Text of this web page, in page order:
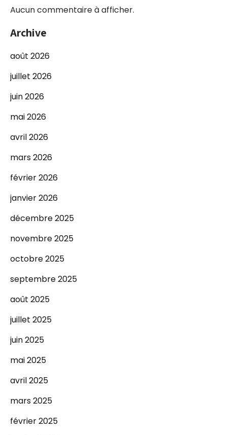
Aucun commentaire à afficher.
Archive
août 2026
juillet 2026
juin 2026
mai 2026
avril 2026
mars 2026
février 2026
janvier 2026
décembre 2025
novembre 2025
octobre 2025
septembre 2025
août 2025
juillet 2025
juin 2025
mai 2025
avril 2025
mars 2025
février 2025